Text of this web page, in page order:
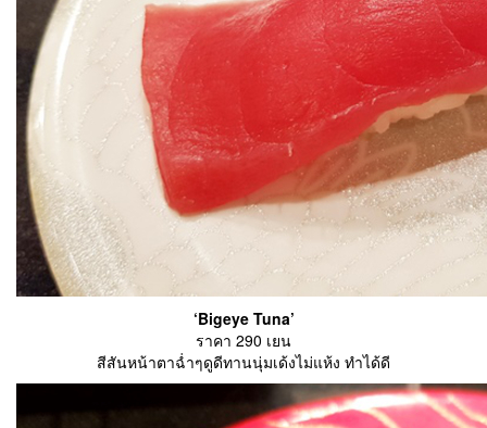
‘Bigeye Tuna’
ราคา 290 เยน
สีสันหน้าตาฉ่ำๆดูดีทานนุ่มเด้งไม่แห้ง ทำได้ดี